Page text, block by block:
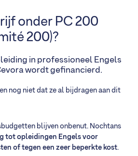
onder PC 200
200)?
in professioneel Engels
wordt gefinancierd.
nog niet dat ze al bijdragen aan dit
blijven onbenut. Nochtans
tot opleidingen Engels voor
of tegen een zeer beperkte kost.